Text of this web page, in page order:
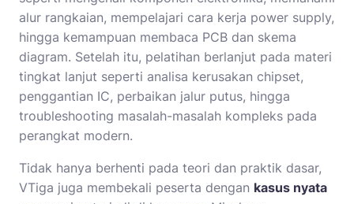
alur rangkaian, mempelajari cara kerja power supply,
hingga kemampuan membaca PCB dan skema
diagram. Setelah itu, pelatihan berlanjut pada materi
tingkat lanjut seperti analisa kerusakan chipset,
penggantian IC, perbaikan jalur putus, hingga
troubleshooting masalah-masalah kompleks pada
perangkat modern.
Tidak hanya berhenti pada teori dan praktik dasar,
VTiga juga membekali peserta dengan kasus nyata